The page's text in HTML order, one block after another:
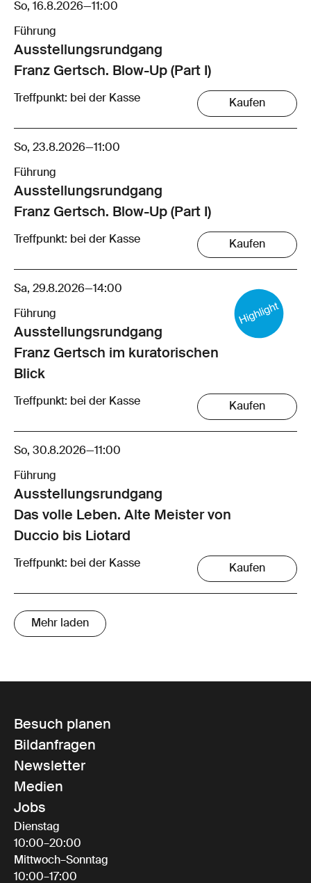
So, 16.8.2026—11:00
Führung
Ausstellungsrund­gang
Franz Gertsch. Blow-Up (Part I)
Treffpunkt: bei der Kasse Kaufen
So, 23.8.2026—11:00
Führung
Ausstellungsrund­gang
Franz Gertsch. Blow-Up (Part I)
Treffpunkt: bei der Kasse Kaufen
Sa, 29.8.2026—14:00
Führung
Ausstellungsrund­gang
Franz Gertsch im kuratorischen
Blick
Treffpunkt: bei der Kasse Kaufen
So, 30.8.2026—11:00
Führung
Ausstellungsrund­gang
Das volle Leben. Alte Meister von
Duccio bis Liotard
Treffpunkt: bei der Kasse Kaufen
Mehr laden
Besuch planen
Bildanfragen
Newsletter
Medien
Jobs
Dienstag
10:00–20:00
Mittwoch–Sonntag
10:00–17:00